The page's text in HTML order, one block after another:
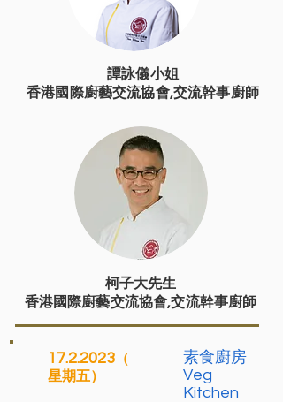
譚詠儀小姐
香港國際廚藝交流協會,交流幹事廚師
柯子大先生
香港國際廚藝交流協會,交流幹事廚師
17.2.2023 （
星期五）
素食廚房
Veg
Kitchen